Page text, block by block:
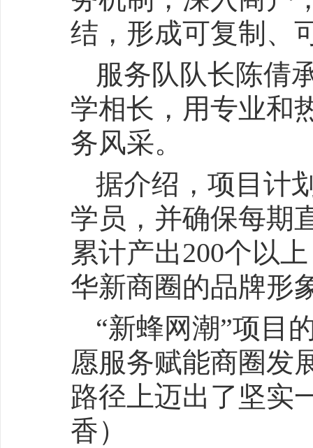
结，形成可复制、
服务队队长陈倩
学相长，用专业和
务风采。
据介绍，项目计
学员，并确保每期
累计产出200个以
华新商圈的品牌形
“新蜂网潮”项目
愿服务赋能商圈发
路径上迈出了坚
香）